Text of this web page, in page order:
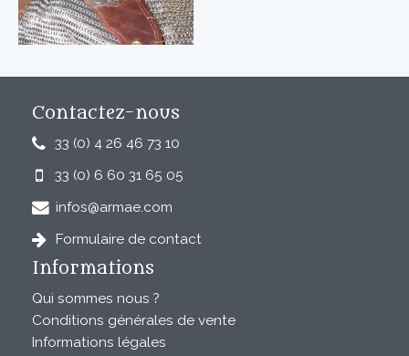
Contactez-nous
33 (0) 4 26 46 73 10
33 (0) 6 60 31 65 05
infos@armae.com
Formulaire de contact
Informations
Qui sommes nous ?
Conditions générales de vente
Informations légales